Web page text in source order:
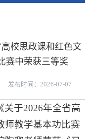
高校思政课和红色文
赛中荣获三等奖
发布时间：2026-07-07
关于2026年全省高
师教学基本功比赛